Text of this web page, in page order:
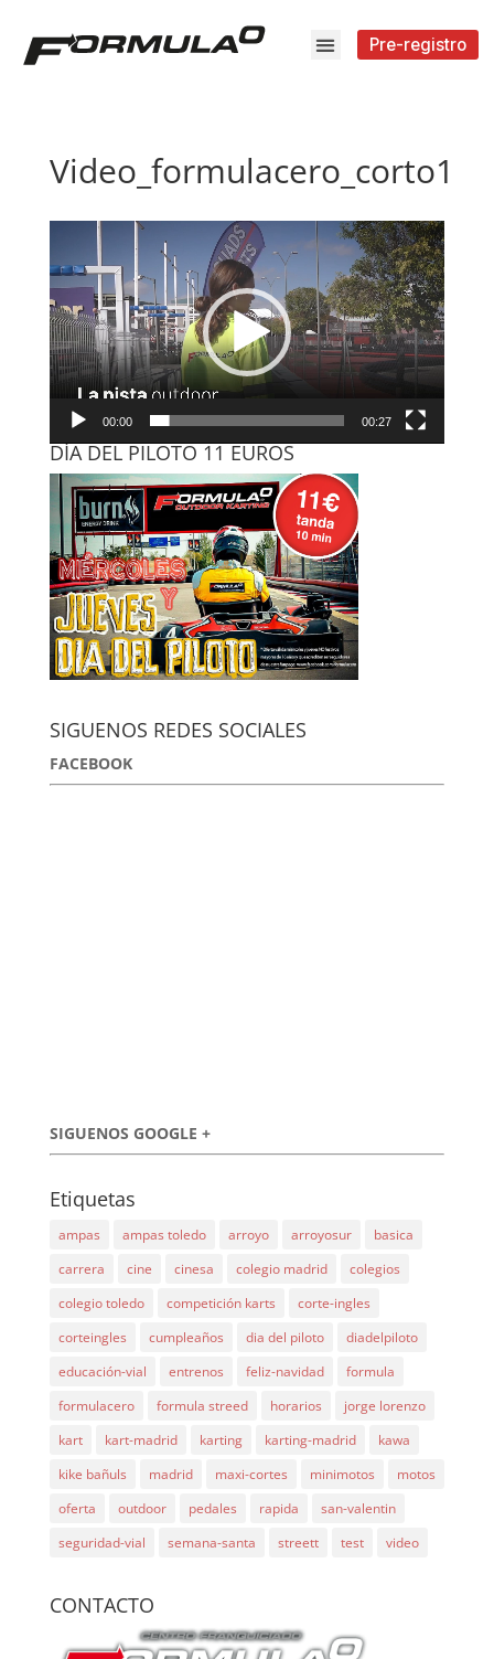
Pre-registro
Video_formulacero_corto1
Reproductor
vídeo
00:00 00:27
DÍA DEL PILOTO 11 EUROS
SIGUENOS REDES SOCIALES
FACEBOOK
SIGUENOS GOOGLE +
Etiquetas
ampas ampas toledo arroyo arroyosur
basica
carrera
cine cinesa colegio madrid
colegios
colegio toledo
competición karts
corte-ingles
corteingles
cumpleaños dia del piloto
diadelpiloto
educación-vial
entrenos feliz-navidad
formula
formulacero
formula streed horarios
jorge lorenzo
kart
kart-madrid karting karting-madrid
kawa
kike bañuls
madrid maxi-cortes minimotos
motos
oferta
outdoor pedales rapida
san-valentin
seguridad-vial
semana-santa streett test video
CONTACTO